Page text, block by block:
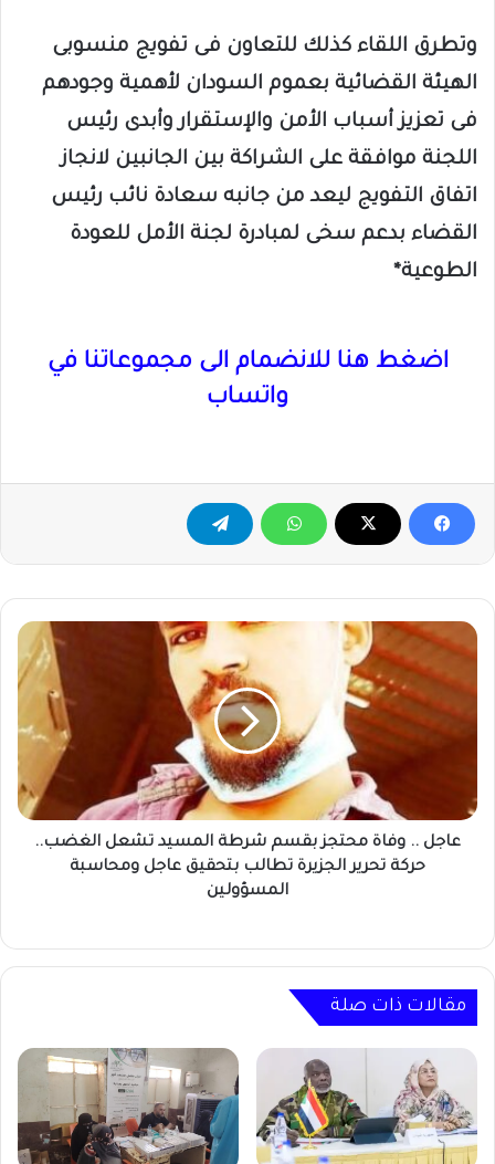
وتطرق اللقاء كذلك للتعاون فى تفويج منسوبى
الهيئة القضائية بعموم السودان لأهمية وجودهم
فى تعزيز أسباب الأمن والإستقرار وأبدى رئيس
اللجنة موافقة على الشراكة بين الجانبين لانجاز
اتفاق التفويج ليعد من جانبه سعادة نائب رئيس
القضاء بدعم سخى لمبادرة لجنة الأمل للعودة
الطوعية*
اضغط هنا للانضمام الى مجموعاتنا في
واتساب
عاجل
..
الغضب..
حركة
المسؤولين
عاجل .. وفاة محتجز بقسم شرطة المسيد تشعل الغضب..
حركة تحرير الجزيرة تطالب بتحقيق عاجل ومحاسبة
المسؤولين
مقالات ذات صلة